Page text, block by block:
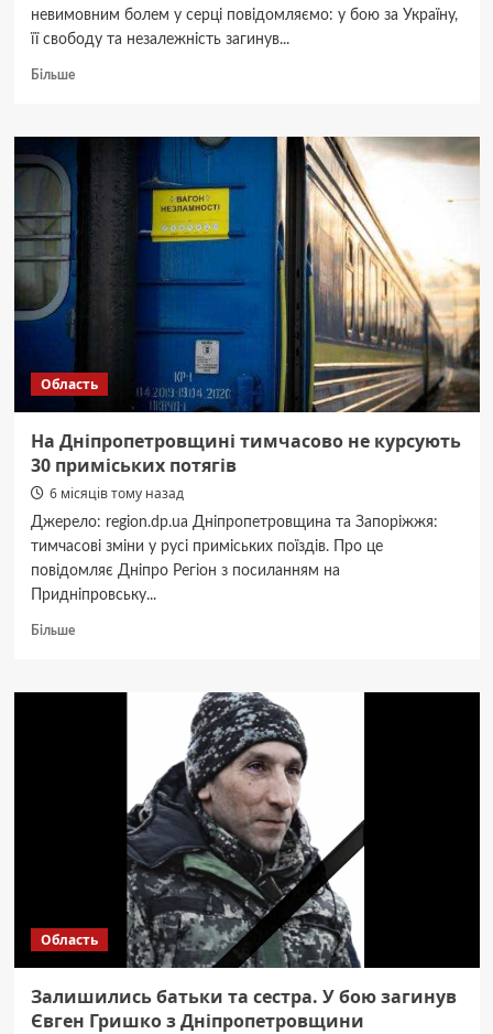
невимовним болем у серці повідомляємо: у бою за Україну,
її свободу та незалежність загинув...
БільшеДокладніше
назавжди
Додому
повернувся
Новік
Сергій
з
Область
На Дніпропетровщині тимчасово не курсують
30 приміських потягів
6 місяців тому назад
Джерело: region.dp.ua Дніпропетровщина та Запоріжжя:
тимчасові зміни у русі приміських поїздів. Про це
повідомляє Дніпро Регіон з посиланням на
Придніпровську...
БільшеДокладніше
Дніпропетровщині
Область
Залишились батьки та сестра. У бою загинув
Євген Гришко з Дніпропетровщини